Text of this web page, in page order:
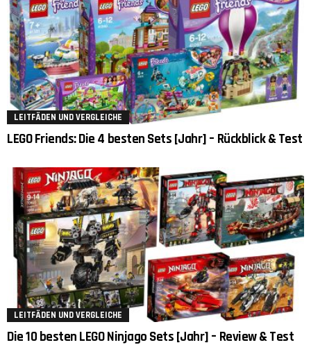
LEITFÄDEN UND VERGLEICHE
LEGO Friends: Die 4 besten Sets [Jahr] – Rückblick & Test
LEITFÄDEN UND VERGLEICHE
Die 10 besten LEGO Ninjago Sets [Jahr] – Review & Test